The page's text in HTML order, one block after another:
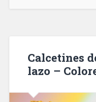
Calcetines
lazo –